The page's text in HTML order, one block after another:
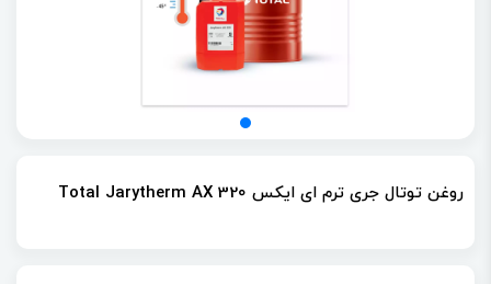
روغن توتال جری ترم ای ایکس Total Jarytherm AX 320